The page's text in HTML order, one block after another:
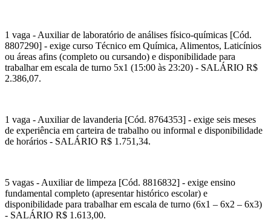
1 vaga - Auxiliar de laboratório de análises físico-químicas [Cód.
8807290] - exige curso Técnico em Química, Alimentos, Laticínios
ou áreas afins (completo ou cursando) e disponibilidade para
trabalhar em escala de turno 5x1 (15:00 às 23:20) - SALÁRIO R$
2.386,07.
1 vaga - Auxiliar de lavanderia [Cód. 8764353] - exige seis meses
de experiência em carteira de trabalho ou informal e disponibilidade
de horários - SALÁRIO R$ 1.751,34.
5 vagas - Auxiliar de limpeza [Cód. 8816832] - exige ensino
fundamental completo (apresentar histórico escolar) e
disponibilidade para trabalhar em escala de turno (6x1 – 6x2 – 6x3)
- SALÁRIO R$ 1.613,00.